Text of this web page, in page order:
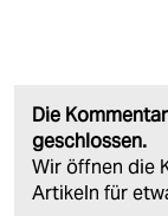
Die
geschlossen.
Wir öffnen die
Artikeln für